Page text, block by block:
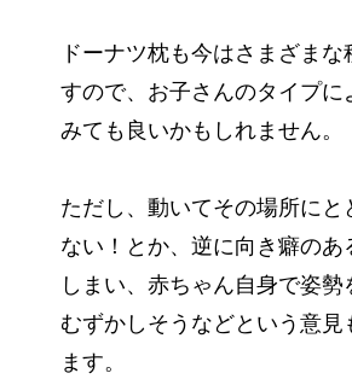
ドーナツ枕も今はさまざまな
すので、お子さんのタイプに
みても良いかもしれません。
ただし、動いてその場所にと
ない！とか、逆に向き癖のあ
しまい、赤ちゃん自身で姿勢
むずかしそうなどという意見
ます。